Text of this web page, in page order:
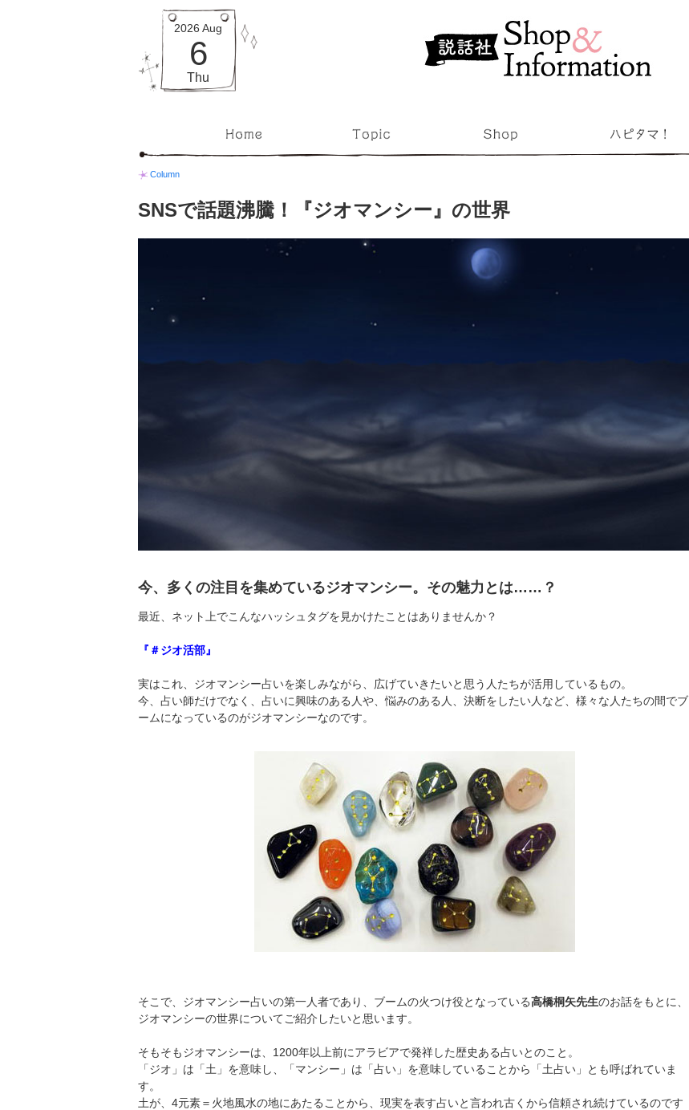
2026 Aug
6
Thu
Column
SNSで話題沸騰！『ジオマンシー』の世界
今、多くの注目を集めているジオマンシー。その魅力とは……？
最近、ネット上でこんなハッシュタグを見かけたことはありませんか？
『＃ジオ活部』
実はこれ、ジオマンシー占いを楽しみながら、広げていきたいと思う人たちが活用しているもの。
今、占い師だけでなく、占いに興味のある人や、悩みのある人、決断をしたい人など、様々な人たちの間でブ
ームになっているのがジオマンシーなのです。
そこで、ジオマンシー占いの第一人者であり、ブームの火つけ役となっている高橋桐矢先生のお話をもとに、
ジオマンシーの世界についてご紹介したいと思います。
そもそもジオマンシーは、1200年以上前にアラビアで発祥した歴史ある占いとのこと。
「ジオ」は「土」を意味し、「マンシー」は「占い」を意味していることから「土占い」とも呼ばれていま
す。
土が、4元素＝火地風水の地にあたることから、現実を表す占いと言われ古くから信頼され続けているのです